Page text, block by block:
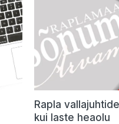
Rapla
kui laste heaolu